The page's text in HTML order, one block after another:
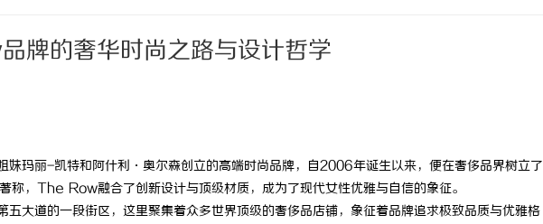
牌的奢华时尚之路与设计哲学
妹玛丽-凯特和阿什利·奥尔森创立的高端时尚品牌，自2006年诞生以来，便在奢侈品界树立了
称，The Row融合了创新设计与顶级材质，成为了现代女性优雅与自信的象征。
道的一段街区，这里聚集着众多世界顶级的奢侈品店铺，象征着品牌追求极致品质与优雅格